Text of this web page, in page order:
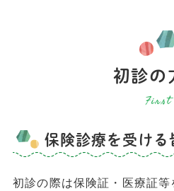
初診の
保険診療を受ける
初診の際は保険証・医療証等